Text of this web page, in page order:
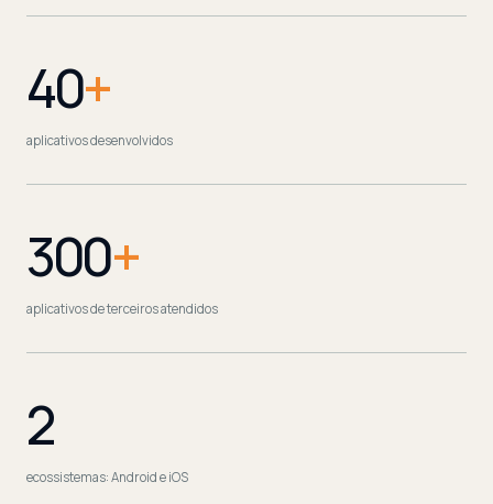
40+
aplicativos desenvolvidos
300+
aplicativos de terceiros atendidos
2
ecossistemas: Android e iOS